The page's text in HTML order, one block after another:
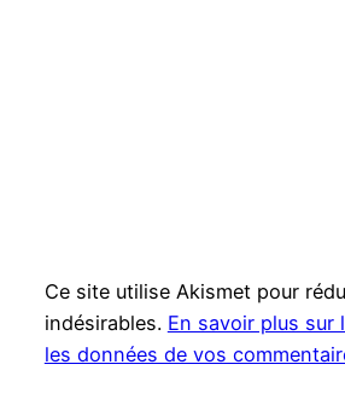
Ce site utilise Akismet pour
indésirables. En savoir plus sur
les données de vos